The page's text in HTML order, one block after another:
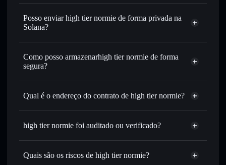
high tier normie
Carteira Solflare
Trocar instantaneamente— trocar HTN por SOL, USDC
ou milhares de outros tokens Solana com encaminhamento
disponível
Definir ordens limite— automatizar transações ao teu
preço-alvo para HTN
Utilizar DCA— investir de forma faseada ao longo do
Enviar de forma privada
— transferir HTN sem associar
publicamente as carteiras usando o Agregador de
volume, capitalização de mercado e liquidez de HTN
Manter em segurança— guardar HTN numa carteira não-
Posso enviar high tier normie de forma privada na
Solana?
Agregador de Privacidade
Como posso armazenarhigh tier normie de forma
segura?
high tier normie
Agregador de Privacidade
Qual é o endereço do contrato de high tier normie?
high tier
4T74MyJTgeYLzHAiX4qcMfNjwogsvpKCSZw9KscTu777
HTN
high tier normie foi auditado ou verificado?
high tier normie não está verificado
Quais são os riscos de high tier normie?